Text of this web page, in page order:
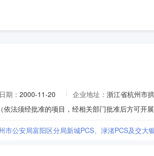
期： 2000-11-20 企业地址： 浙江省杭州市
市公安局富阳区分局新城PCS、渌渚PCS及交